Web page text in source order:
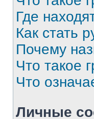
Где
Как стать
Почему
Что такое
Что
Личные